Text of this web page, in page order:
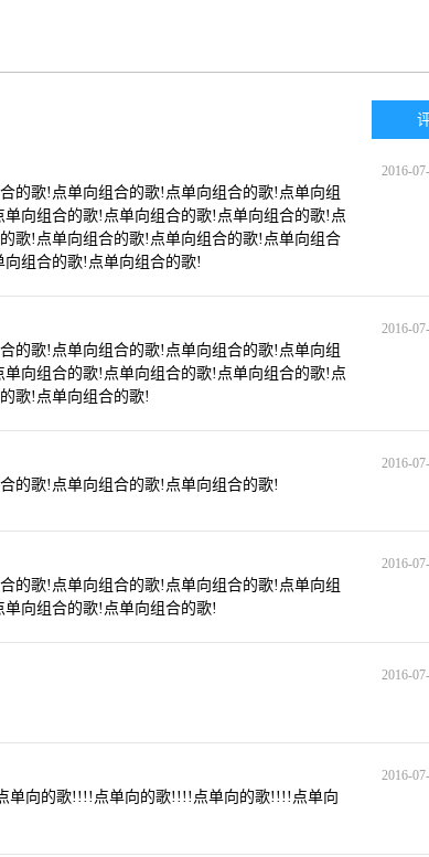
2016-
的歌!点单向组合的歌!点单向组合的歌!点单向组
向组合的歌!点单向组合的歌!点单向组合的歌!点
歌!点单向组合的歌!点单向组合的歌!点单向组合
组合的歌!点单向组合的歌!
2016-
的歌!点单向组合的歌!点单向组合的歌!点单向组
向组合的歌!点单向组合的歌!点单向组合的歌!点
歌!点单向组合的歌!
2016-
的歌!点单向组合的歌!点单向组合的歌!
2016-
的歌!点单向组合的歌!点单向组合的歌!点单向组
向组合的歌!点单向组合的歌!
2016-
2016-
向的歌!!!!点单向的歌!!!!点单向的歌!!!!点单向